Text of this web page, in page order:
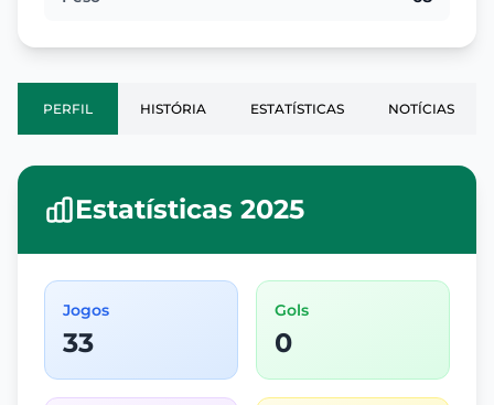
PERFIL HISTÓRIA ESTATÍSTICAS NOTÍCIAS
Estatísticas 2025
Jogos
33
Gols
0